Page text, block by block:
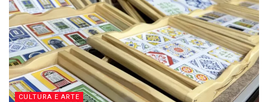
CULTURA E ARTE